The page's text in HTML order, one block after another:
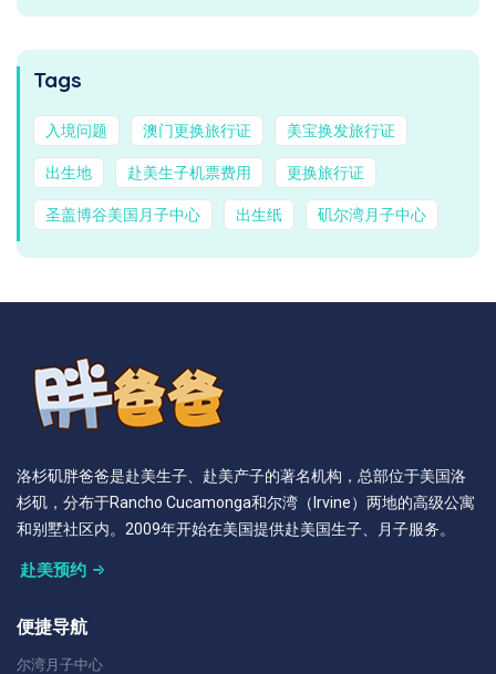
Tags
入境问题 澳门更换旅行证 美宝换发旅行证
出生地 赴美生子机票费用 更换旅行证
圣盖博谷美国月子中心 出生纸 矶尔湾月子中心
洛杉矶胖爸爸是赴美生子、赴美产子的著名机构，总部位于美国洛
杉矶，分布于Rancho Cucamonga和尔湾（Irvine）两地的高级公寓
和别墅社区内。2009年开始在美国提供赴美国生子、月子服务。
赴美预约
便捷导航
尔湾月子中心